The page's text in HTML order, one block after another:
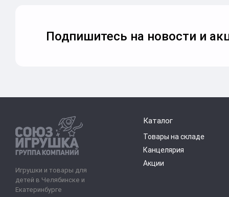
Подпишитесь на новости и
Игрушки и товары для
детей в Челябинске и
Екатеринбурге
Каталог
Товары на складе
Канцелярия
Акции